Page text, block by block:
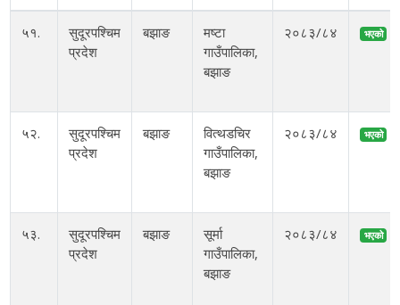
५१.
सुदूरपश्चिम
प्रदेश
बझाङ
मष्टा
गाउँपालिका,
बझाङ
२०८३/८४ भएको
५२.
सुदूरपश्चिम
प्रदेश
बझाङ
वित्थडचिर
गाउँपालिका,
बझाङ
२०८३/८४ भएको
५३.
सुदूरपश्चिम
प्रदेश
बझाङ
सूर्मा
गाउँपालिका,
बझाङ
२०८३/८४ भएको